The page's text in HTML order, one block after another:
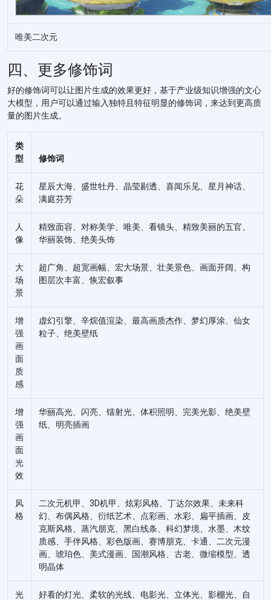
唯美二次元
四、更多修饰词
好的修饰词可以让图片生成的效果更好，基于产业级知识增强的文心
大模型，用户可以通过输入独特且特征明显的修饰词，来达到更高质
量的图片生成。
类
型
修饰词
花
朵
星辰大海、盛世牡丹、晶莹剔透、喜闻乐见、星月神话、
满庭芬芳
人
像
精致面容、对称美学、唯美、看镜头、精致美丽的五官、
华丽装饰、绝美头饰
大
场
景
超广角、超宽画幅、宏大场景、壮美景色、画面开阔、构
图层次丰富、恢宏叙事
增
强
画
面
质
感
虚幻引擎、辛烷值渲染、最高画质杰作、梦幻厚涂、仙女
粒子、绝美壁纸
增
强
画
面
光
效
华丽高光、闪亮、镭射光、体积照明、完美光影、绝美壁
纸、明亮插画
风
格
二次元机甲、3D机甲、炫彩⻛格、丁达尔效果、未来科
幻、布偶风格、衍纸艺术、点彩画、水彩、扁平插画、⽪
克斯⻛格、蒸汽朋克、⿊⽩线条、科幻梦境、⽔墨、⽊纹
质感、手伴风格、彩色版画、赛博朋克、卡通、⼆次元漫
画、琥珀⾊、美式漫画、国潮风格、古⽼、微缩模型、透
明晶体
光
好看的灯光、柔软的光线、电影光、立体光、影棚光、自